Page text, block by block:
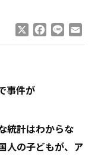
Facebook
Line
事件が
統計はわからな
人の子どもが、ア